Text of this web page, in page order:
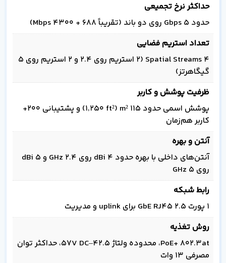
حداکثر نرخ تجمیعی
حدود 5 Gbps روی دو باند (تقریباً 688 + 4300 Mbps)
تعداد استریم فضایی
۴ Spatial Streams (۲ استریم روی 2.4 و ۲ استریم روی 5
گیگاهرتز)
ظرفیت پوشش و کاربر
پوشش اسمی حدود 115 m² (۱٬۲۵۰ ft²) و پشتیبانی 200+
کاربر هم‌زمان
آنتن و بهره
آنتن‌های داخلی با بهره حدود 4 dBi روی 2.4 GHz و 5 dBi
روی 5 GHz
رابط شبکه
۱ پورت 2.5 GbE RJ45 برای uplink و مدیریت
روش تغذیه
PoE+ 802.3at، محدوده ولتاژ 42.5–57V DC، حداکثر توان
مصرفی 13 وات